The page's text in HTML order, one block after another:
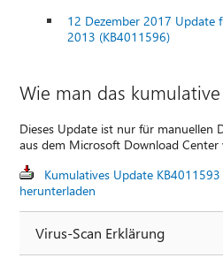
12 Dezember 2017 Update
2013 (KB4011596)
Wie man das
Dieses Update ist nur für manuellen
aus dem Microsoft Download Center
Kumulatives Update
herunterladen
Virus-Scan Erklärung